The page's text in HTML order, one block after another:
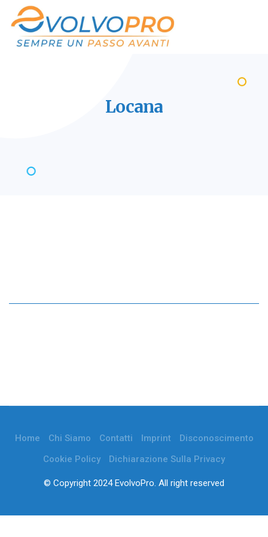
Locana
Home Chi Siamo Contatti Imprint
Disconoscimento
Cookie Policy
Dichiarazione Sulla Privacy
© Copyright 2024 EvolvoPro. All right reserved